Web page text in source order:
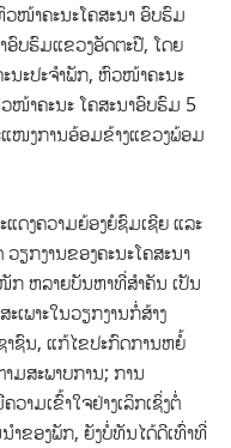
ໜ້າຄະນະໂຄສະນາອົບຮົມ
ອົບຮົມແຂວງອັດຕະປື, ໂດຍ
ນະປະຈໍາພັກ, ຫົວໜ້າຄະນະ
ໜ້າຄະນະ ໂຄສະນາອົບຮົມ 5
ໜງການອ້ອມຂ້າງແຂວງພ້ອມ
ດງຄວາມຍ້ອງຍໍຊົມເຊີຍ ແລະ
ຽກງານຂອງຄະນະໂຄສະນາ
ກ ຫລາຍບັນຫາທີ່ສໍາຄັນ ເປັນ
ເພາະໃນວຽກງານກໍ່ສ້າງ
ຊົນ, ແກ້ໄຂປະກົດການຫຍໍ້
ມສະພາບການ; ການ
າມເຂົ້າໃຈຢ່າງເລິກເຊິ່ງຕໍ່
ຳຂອງພັກ, ຍັງບໍ່ທັນໄດ້ດີເທົ່າທີ່